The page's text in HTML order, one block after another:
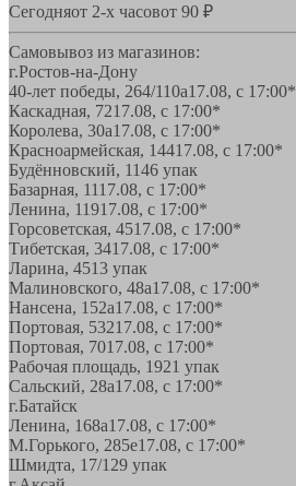
Сегодняот 2-х часовот 90 ₽
Самовывоз из магазинов:
г.Ростов-на-Дону
40-лет победы, 264/110а17.08, с 17:00*
Каскадная, 7217.08, с 17:00*
Королева, 30а17.08, с 17:00*
Красноармейская, 14417.08, с 17:00*
Будённовский, 1146 упак
Базарная, 1117.08, с 17:00*
Ленина, 11917.08, с 17:00*
Горсоветская, 4517.08, с 17:00*
Тибетская, 3417.08, с 17:00*
Ларина, 4513 упак
Малиновского, 48а17.08, с 17:00*
Нансена, 152а17.08, с 17:00*
Портовая, 53217.08, с 17:00*
Портовая, 7017.08, с 17:00*
Рабочая площадь, 1921 упак
Сальский, 28a17.08, с 17:00*
г.Батайск
Ленина, 168а17.08, с 17:00*
М.Горького, 285е17.08, с 17:00*
Шмидта, 17/1 29 упак